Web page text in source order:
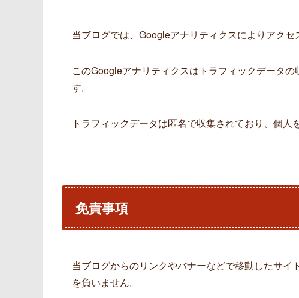
当ブログでは、Googleアナリティクスによりアクセ
このGoogleアナリティクスはトラフィックデータ
す。
トラフィックデータは匿名で収集されており、個人
免責事項
当ブログからのリンクやバナーなどで移動したサ
を負いません。